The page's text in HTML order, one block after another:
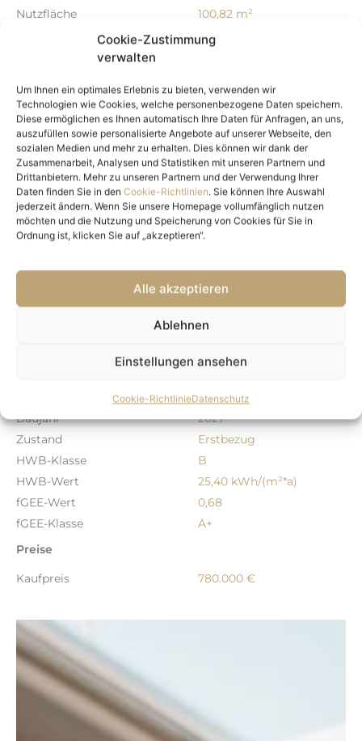
Cookie-Zustimmung
verwalten
Um Ihnen ein optimales Erlebnis zu bieten, verwenden wir
Technologien wie Cookies, welche personenbezogene Daten speichern.
Diese ermöglichen es Ihnen automatisch Ihre Daten für Anfragen, an uns,
auszufüllen sowie personalisierte Angebote auf unserer Webseite, den
sozialen Medien und mehr zu erhalten. Dies können wir dank der
Zusammenarbeit, Analysen und Statistiken mit unseren Partnern und
Drittanbietern. Mehr zu unseren Partnern und der Verwendung Ihrer
Daten finden Sie in den Cookie-Richtlinien. Sie können Ihre Auswahl
jederzeit ändern. Wenn Sie unsere Homepage vollumfänglich nutzen
möchten und die Nutzung und Speicherung von Cookies für Sie in
Ordnung ist, klicken Sie auf „akzeptieren“.
Alle akzeptieren
Ablehnen
Einstellungen ansehen
Cookie-RichtlinieDatenschutz
Nutzfläche
100,82 m²
57,77 m²
Anzahl Zimmer
4
Anzahl Schlafzimmer
3
Anzahl Badezimmer
2
Anzahl sep. WC
1
Terrassen
1
Balkon-/Terrassenfläche
17,77 m²
Ausstattung
Befeuerung
Einbauküche
Green2_Top_03_A
Baujahr
2027
Zustand
Erstbezug
HWB-Klasse
B
HWB-Wert
25,40 kWh/(m²*a)
fGEE-Wert
0,68
fGEE-Klasse
A+
Preise
Kaufpreis
780.000 €